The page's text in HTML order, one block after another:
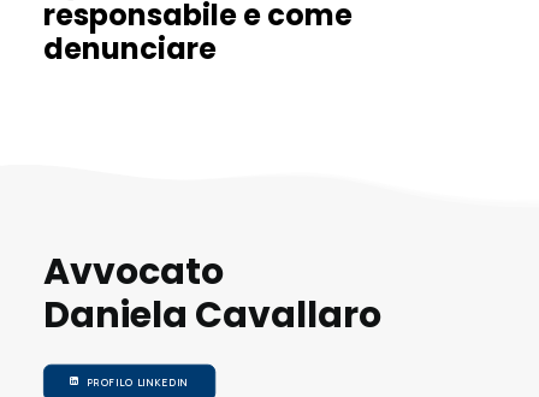
responsabile e come
denunciare
Avvocato
Daniela Cavallaro
PROFILO LINKEDIN